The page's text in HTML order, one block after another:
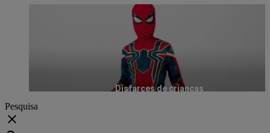
Disfarces de crianças
Pesquisa